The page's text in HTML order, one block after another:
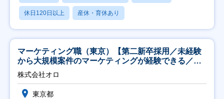
休日120日以上 産休・育休あり
マーケティング職（東京）【第二新卒採用／未経験
から大規模案件のマーケティングが経験できる／研
修充実】
株式会社オロ
東京都